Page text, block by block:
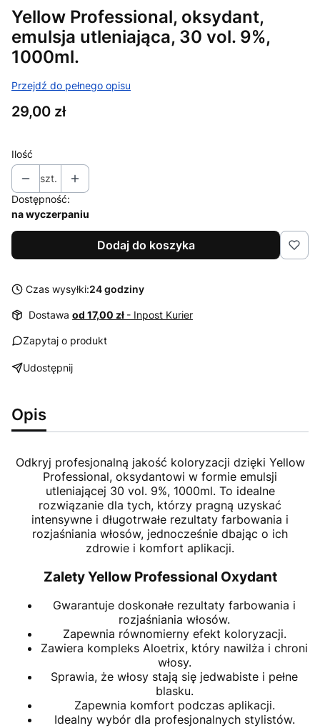
Yellow Professional, oksydant,
emulsja utleniająca, 30 vol. 9%,
1000ml.
Przejdź do pełnego opisu
Cena
29,00 zł
Ilość
szt.
Dostępność:
na wyczerpaniu
Dodaj do koszyka
Czas wysyłki:24 godziny
Dostawa od 17,00 zł - Inpost Kurier
Zapytaj o produkt
Udostępnij
Opis
Odkryj profesjonalną jakość koloryzacji dzięki Yellow
Professional, oksydantowi w formie emulsji
utleniającej 30 vol. 9%, 1000ml. To idealne
rozwiązanie dla tych, którzy pragną uzyskać
intensywne i długotrwałe rezultaty farbowania i
rozjaśniania włosów, jednocześnie dbając o ich
zdrowie i komfort aplikacji.
Zalety Yellow Professional Oxydant
Gwarantuje doskonałe rezultaty farbowania i
rozjaśniania włosów.
Zapewnia równomierny efekt koloryzacji.
Zawiera kompleks Aloetrix, który nawilża i chroni
włosy.
Sprawia, że włosy stają się jedwabiste i pełne
blasku.
Zapewnia komfort podczas aplikacji.
Idealny wybór dla profesjonalnych stylistów.